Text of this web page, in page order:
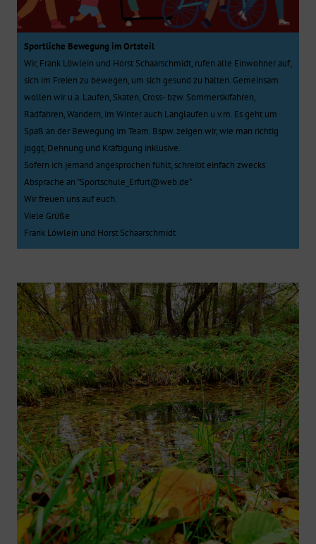
Sportliche Bewegung im Ortsteil
Wir, Frank Löwlein und Horst Schaarschmidt, rufen alle Einwohner auf,
sich im Freien zu bewegen, um sich gesund zu halten. Gemeinsam
wollen wir u.a. Laufen, Skaten, Cross- bzw. Sommerskifahren,
Radfahren, Wandern, im Winter auch Langlaufen u.v.m. Es geht um
Spaß an der Bewegung im Team. Bspw. zeigen wir, wie man richtig
joggt, Dehnung und Kräftigung inklusive.
Sofern ich jemand angesprochen fühlt, schreibt einfach zwecks
Absprache an "Sportschule_Erfurt@web.de"
Wir freuen uns auf euch.
Viele Grüße
Frank Löwlein und Horst Schaarschmidt